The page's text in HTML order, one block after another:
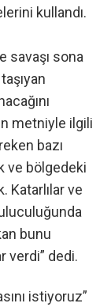
kullandı.
savaşı sona
metniyle ilgili
bazı
ve bölgedeki
Katarlılar ve
bunu
verdi” dedi.
istiyoruz”